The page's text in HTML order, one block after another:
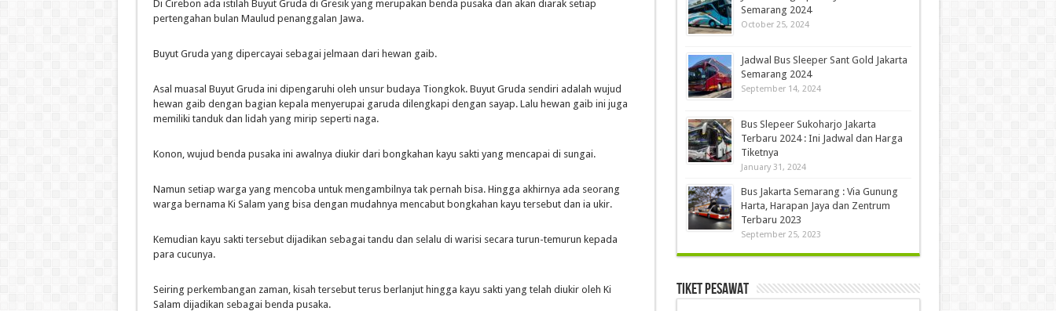
Di Cirebon ada istilah Buyut Gruda di Gresik yang merupakan benda pusaka dan akan diarak setiap
pertengahan bulan Maulud penanggalan Jawa.
Buyut Gruda yang dipercayai sebagai jelmaan dari hewan gaib.
Asal muasal Buyut Gruda ini dipengaruhi oleh unsur budaya Tiongkok. Buyut Gruda sendiri adalah wujud
hewan gaib dengan bagian kepala menyerupai garuda dilengkapi dengan sayap. Lalu hewan gaib ini juga
memiliki tanduk dan lidah yang mirip seperti naga.
Konon, wujud benda pusaka ini awalnya diukir dari bongkahan kayu sakti yang mencapai di sungai.
Namun setiap warga yang mencoba untuk mengambilnya tak pernah bisa. Hingga akhirnya ada seorang
warga bernama Ki Salam yang bisa dengan mudahnya mencabut bongkahan kayu tersebut dan ia ukir.
Kemudian kayu sakti tersebut dijadikan sebagai tandu dan selalu di warisi secara turun-temurun kepada
para cucunya.
Seiring perkembangan zaman, kisah tersebut terus berlanjut hingga kayu sakti yang telah diukir oleh Ki
Salam dijadikan sebagai benda pusaka.
Semarang 2024
October 25, 2024
Jadwal Bus Sleeper Sant Gold Jakarta
Semarang 2024
September 14, 2024
Bus Slepeer Sukoharjo Jakarta
Terbaru 2024 : Ini Jadwal dan Harga
Tiketnya
January 31, 2024
Bus Jakarta Semarang : Via Gunung
Harta, Harapan Jaya dan Zentrum
Terbaru 2023
September 25, 2023
Tiket Pesawat